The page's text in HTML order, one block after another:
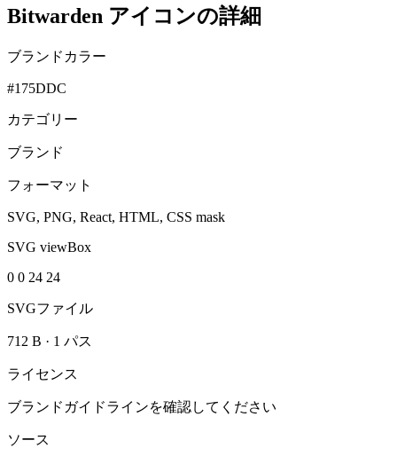
Bitwarden アイコンの詳細
ブランドカラー
#175DDC
カテゴリー
ブランド
フォーマット
SVG, PNG, React, HTML, CSS mask
SVG viewBox
0 0 24 24
SVGファイル
712 B · 1 パス
ライセンス
ブランドガイドラインを確認してください
ソース